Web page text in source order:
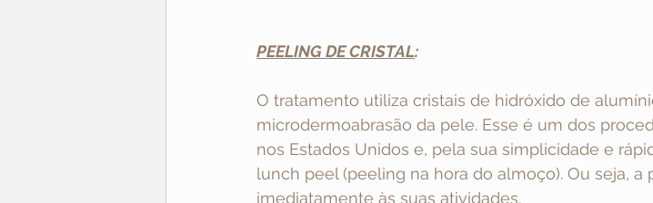
PEELING DE CRISTAL:
O tratamento utiliza cristais de hidróxido de
microdermoabrasão da pele. Esse é um dos
nos Estados Unidos e, pela sua simplicidade e
lunch peel (peeling na hora do almoço). Ou seja,
imediatamente às suas atividades.